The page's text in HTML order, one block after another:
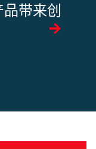
带来创